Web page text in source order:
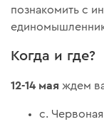
познакомить с
Когда и где?
12-14 мая ждем
с.